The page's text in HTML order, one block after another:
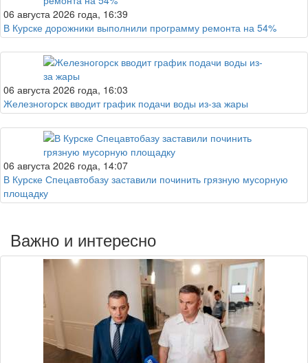
06 августа 2026 года, 16:39
В Курске дорожники выполнили программу ремонта на 54%
06 августа 2026 года, 16:03
Железногорск вводит график подачи воды из-за жары
06 августа 2026 года, 14:07
В Курске Спецавтобазу заставили починить грязную мусорную
площадку
Важно и интересно